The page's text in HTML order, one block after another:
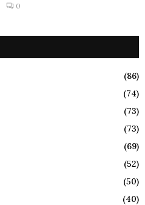
0
(86)
(74)
(73)
(73)
(69)
(52)
(50)
(40)